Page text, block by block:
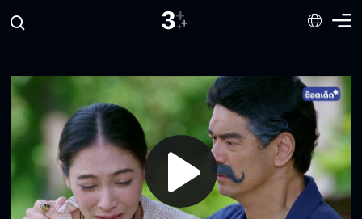
Play
อีนางงูพิษ มันหลอกใช้มึง
หมาหวงก้าง กัดคนอื่นไม่เลิก